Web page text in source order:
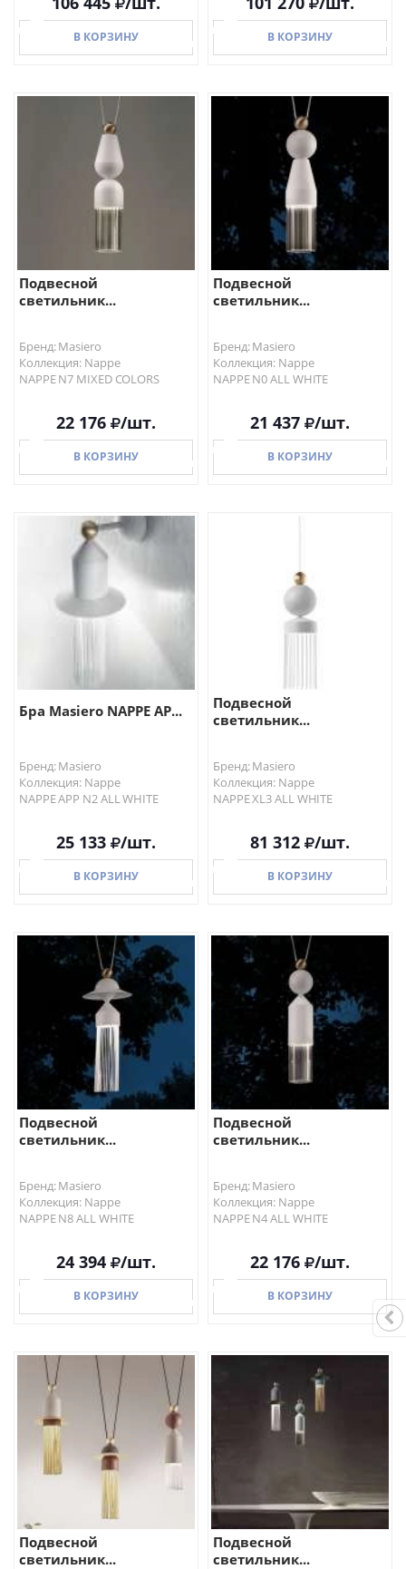
В КОРЗИНУ
В КОРЗИНУ
В КОРЗИНУ
В КОРЗИНУ
Подвесной
светильник...
Бренд: Masiero
Коллекция: Nappe
NAPPE N7 MIXED COLORS
22 176 /шт.
В КОРЗИНУ
В КОРЗИНУ
Подвесной
светильник...
Бренд: Masiero
Коллекция: Nappe
NAPPE N0 ALL WHITE
21 437 /шт.
В КОРЗИНУ
Бра Masiero NAPPE AP...
Бренд: Masiero
Коллекция: Nappe
NAPPE APP N2 ALL WHITE
25 133 /шт.
В КОРЗИНУ
В КОРЗИНУ
Подвесной
светильник...
Бренд: Masiero
Коллекция: Nappe
NAPPE XL3 ALL WHITE
81 312 /шт.
В КОРЗИНУ
В КОРЗИНУ
Подвесной
светильник...
Бренд: Masiero
Коллекция: Nappe
NAPPE N8 ALL WHITE
24 394 /шт.
В КОРЗИНУ
В КОРЗИНУ
Подвесной
светильник...
Бренд: Masiero
Коллекция: Nappe
NAPPE N4 ALL WHITE
22 176 /шт.
В КОРЗИНУ
В КОРЗИНУ
Подвесной
светильник...
Подвесной
светильник...